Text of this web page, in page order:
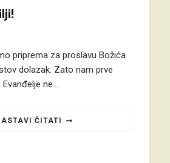
priprema za proslavu Božića
dolazak. Zato nam prve
ne…
ČITATI